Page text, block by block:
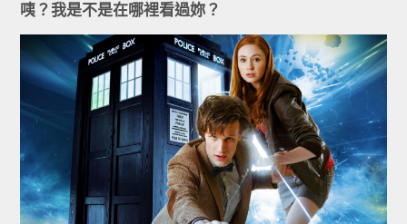
咦？我是不是在哪裡看過妳？